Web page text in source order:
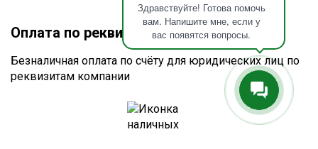
Здравствуйте! Готова помочь
вам. Напишите мне, если у
вас появятся вопросы.
Оплата по реквизитам или счету
Безналичная оплата по счёту для юридических лиц по
реквизитам компании